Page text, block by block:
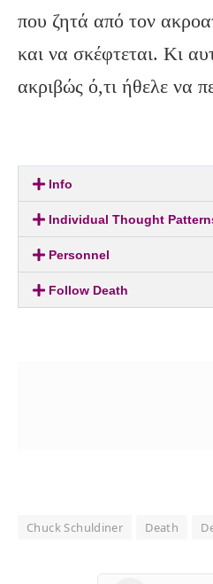
που ζητά από τον
και να σκέφτεται. Κι
ακριβώς ό,τι ήθελε να
Info
Individual Thought
Personnel
Follow Death
Chuck Schuldiner Death